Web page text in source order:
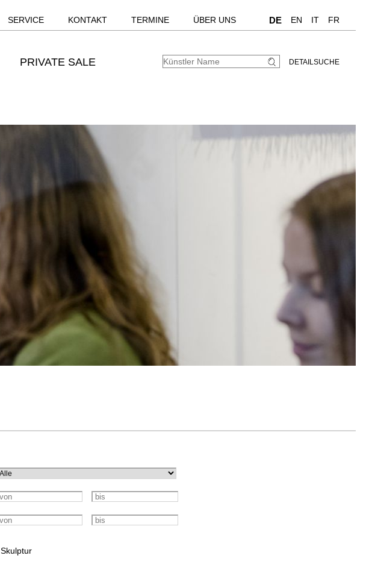
SERVICE KONTAKT TERMINE ÜBER UNS DE EN IT FR
PRIVATE SALE DETAILSUCHE
Skulptur